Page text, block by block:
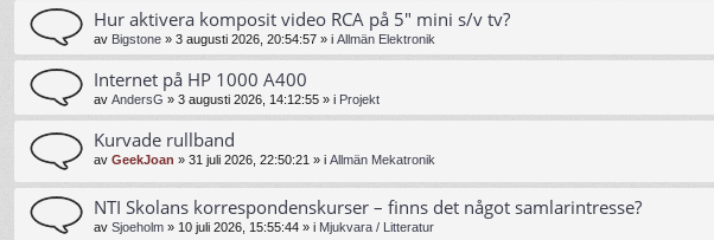
Hur aktivera komposit video RCA på 5" mini s/v tv?
av Bigstone » 3 augusti 2026, 20:54:57 » i Allmän Elektronik
Internet på HP 1000 A400
av AndersG » 3 augusti 2026, 14:12:55 » i Projekt
Kurvade rullband
av GeekJoan » 31 juli 2026, 22:50:21 » i Allmän Mekatronik
NTI Skolans korrespondenskurser – finns det något samlarintresse?
av Sjoeholm » 10 juli 2026, 15:55:44 » i Mjukvara / Litteratur